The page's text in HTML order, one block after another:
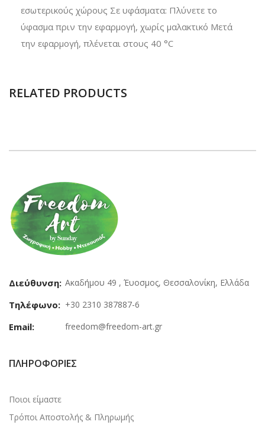
εσωτερικούς χώρους Σε υφάσματα: Πλύνετε το
ύφασμα πριν την εφαρμογή, χωρίς μαλακτικό Μετά
την εφαρμογή, πλένεται στους 40 °C
RELATED PRODUCTS
Διεύθυνση: Ακαδήμου 49 , Έυοσμος, Θεσσαλονίκη, Ελλάδα
Τηλέφωνο: +30 2310 387887-6
Email: freedom@freedom-art.gr
ΠΛΗΡΟΦΟΡΊΕΣ
Ποιοι είμαστε
Τρόποι Αποστολής & Πληρωμής